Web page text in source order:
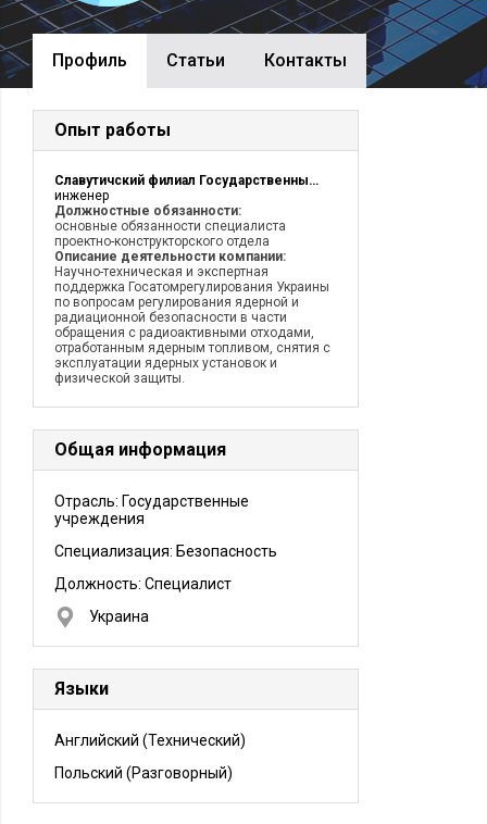
Профиль Cтатьи Контакты
Опыт работы
Славутичский филиал Государственный Научно-технический Центр ядерной и радиационной безопасности
инженер
Должностные обязанности:
основные обязанности специалиста
проектно-конструкторского отдела
Описание деятельности компании:
Научно-техническая и экспертная
поддержка Госатомрегулирования Украины
по вопросам регулирования ядерной и
радиационной безопасности в части
обращения с радиоактивными отходами,
отработанным ядерным топливом, снятия с
эксплуатации ядерных установок и
физической защиты.
Общая информация
Отрасль: Государственные
учреждения
Специализация: Безопасность
Должность: Специалист
Украина
Языки
Английский (Технический)
Польский (Разговорный)